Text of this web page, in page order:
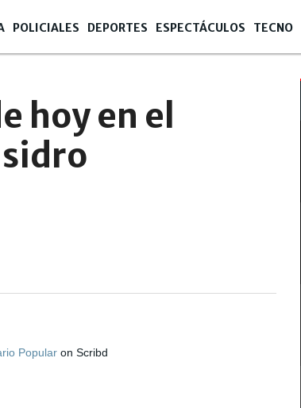
POLICIALES DEPORTES ESPECTÁCULOS TECNO
hoy en el
Popular on Scribd